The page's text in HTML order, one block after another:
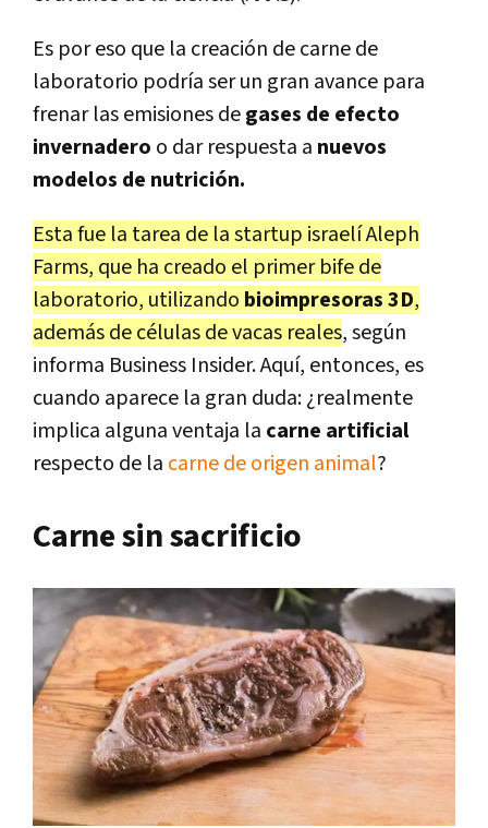
Es por eso que la creación de carne de
laboratorio podría ser un gran avance para
frenar las emisiones degases de efecto
invernadero o dar respuesta a nuevos
modelos de nutrición.
Esta fue la tarea de la startup israelí Aleph
Farms, que ha creado el primer bife de
laboratorio, utilizando bioimpresoras 3D,
además de células de vacas reales, según
informa Business Insider. Aquí, entonces, es
cuando aparece la gran duda: ¿realmente
implica alguna ventaja la carne artificial
respecto de la carne de origen animal?
Carne sin sacrificio